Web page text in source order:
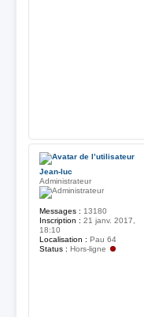
Jean-luc
Administrateur
Messages : 13180
Inscription : 21 janv. 2017,
18:10
Localisation : Pau 64
Status : Hors-ligne